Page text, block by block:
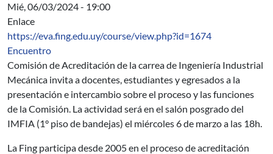
Mié, 06/03/2024 - 19:00
Enlace
https://eva.fing.edu.uy/course/view.php?id=1674
Encuentro
Comisión de Acreditación de la carrea de Ingeniería Industrial
Mecánica invita a docentes, estudiantes y egresados a la
presentación e intercambio sobre el proceso y las funciones
de la Comisión. La actividad será en el salón posgrado del
IMFIA (1° piso de bandejas) el miércoles 6 de marzo a las 18h.
La Fing participa desde 2005 en el proceso de acreditación